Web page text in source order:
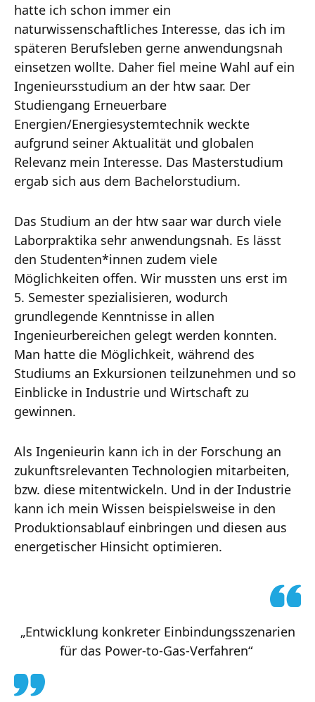
hatte ich schon immer ein
naturwissenschaftliches Interesse, das ich im
späteren Berufsleben gerne anwendungsnah
einsetzen wollte. Daher fiel meine Wahl auf ein
Ingenieursstudium an der htw saar. Der
Studiengang Erneuerbare
Energien/Energiesystemtechnik weckte
aufgrund seiner Aktualität und globalen
Relevanz mein Interesse. Das Masterstudium
ergab sich aus dem Bachelorstudium.
Das Studium an der htw saar war durch viele
Laborpraktika sehr anwendungsnah. Es lässt
den Studenten*innen zudem viele
Möglichkeiten offen. Wir mussten uns erst im
5. Semester spezialisieren, wodurch
grundlegende Kenntnisse in allen
Ingenieurbereichen gelegt werden konnten.
Man hatte die Möglichkeit, während des
Studiums an Exkursionen teilzunehmen und so
Einblicke in Industrie und Wirtschaft zu
gewinnen.
Als Ingenieurin kann ich in der Forschung an
zukunftsrelevanten Technologien mitarbeiten,
bzw. diese mitentwickeln. Und in der Industrie
kann ich mein Wissen beispielsweise in den
Produktionsablauf einbringen und diesen aus
energetischer Hinsicht optimieren.
„Entwicklung konkreter Einbindungsszenarien
für das Power-to-Gas-Verfahren“